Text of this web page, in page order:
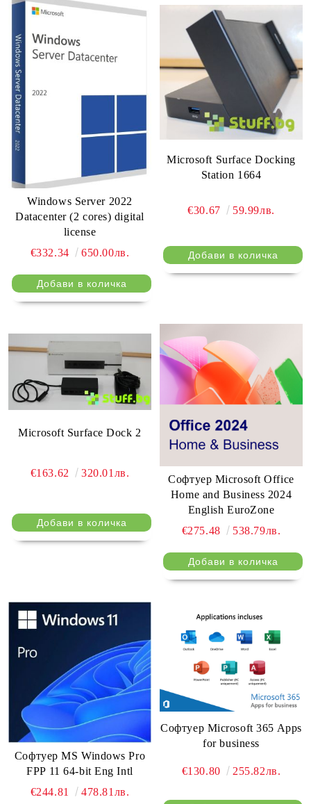
Windows Server 2022
Datacenter (2 cores) digital
license
€332.34
650.00лв.
Microsoft Surface Docking
Station 1664
€30.67 59.99лв.
Microsoft Surface Dock 2
€163.62 320.01лв.
Софтуер Microsoft Office
Home and Business 2024
English EuroZone
€275.48
538.79лв.
Софтуер MS Windows Pro
FPP 11 64-bit Eng Intl
€244.81
478.81лв.
Софтуер Microsoft 365 Apps
for business
€130.80 255.82лв.